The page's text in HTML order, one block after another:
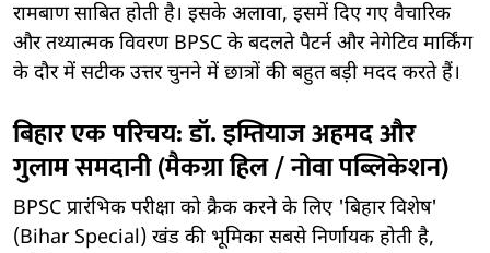
रामबाण साबित होती है। इसके अलावा, इसमें दिए गए वैचारिक
और तथ्यात्मक विवरण BPSC के बदलते पैटर्न और नेगेटिव मार्किंग
के दौर में सटीक उत्तर चुनने में छात्रों की बहुत बड़ी मदद करते हैं।
बिहार एक परिचय: डॉ. इम्तियाज अहमद और
गुलाम समदानी (मैकग्रा हिल / नोवा पब्लिकेशन)
BPSC प्रारंभिक परीक्षा को क्रैक करने के लिए 'बिहार विशेष'
(Bihar Special) खंड की भूमिका सबसे निर्णायक होती है,